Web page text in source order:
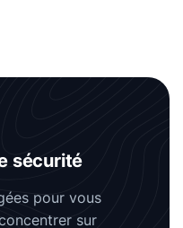
sécurité
pour vous
sur